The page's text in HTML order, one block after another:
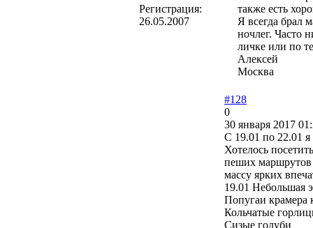
Регистрация:
26.05.2007
также есть
Я всегда брал
ночлег. Часто
личке или по
Алексей
Москва
#128
0
30 января 2017
С 19.01 по 22.01
Хотелось
пеших маршрутов
массу ярких
19.01 Небольшая
Попугаи крамера
Кольчатые
Сизые голуби